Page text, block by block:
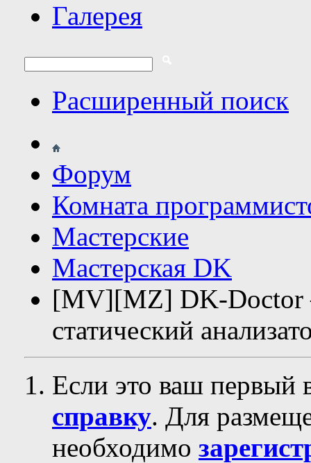
Галерея
Расширенный поиск
Форум
Комната
Мастерские
Мастерская DK
[MV][MZ] DK-Doctor
статический
Если это ваш первый
справку. Для
необходимо